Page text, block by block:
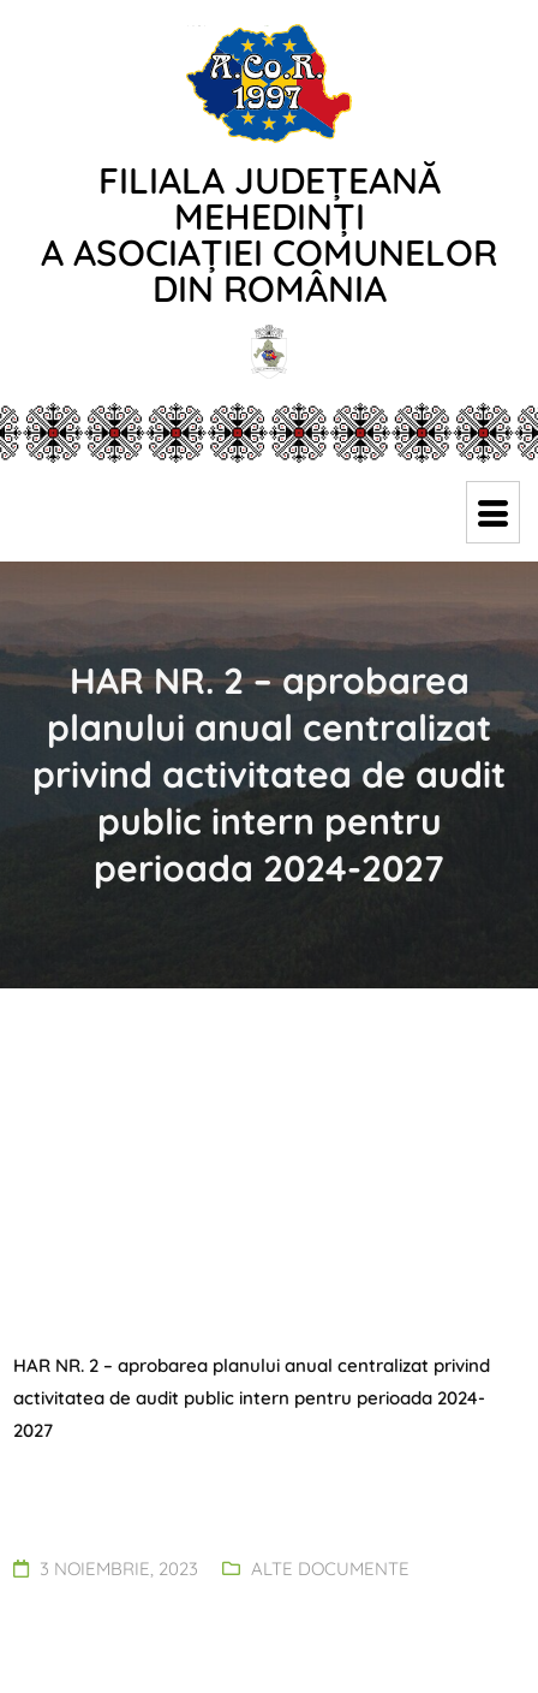
FILIALA JUDEȚEANĂ
MEHEDINȚI
A ASOCIAȚIEI COMUNELOR
DIN ROMÂNIA
HAR NR. 2 – aprobarea
planului anual centralizat
privind activitatea de audit
public intern pentru
perioada 2024-2027
HAR NR. 2 – aprobarea planului anual centralizat privind
activitatea de audit public intern pentru perioada 2024-
2027
3 NOIEMBRIE, 2023 ALTE DOCUMENTE